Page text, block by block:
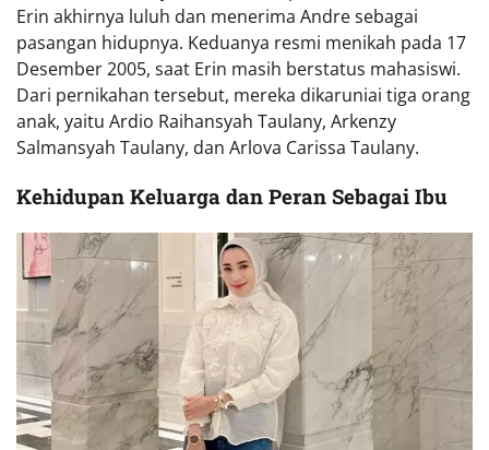
Erin akhirnya luluh dan menerima Andre sebagai
pasangan hidupnya. Keduanya resmi menikah pada 17
Desember 2005, saat Erin masih berstatus mahasiswi.
Dari pernikahan tersebut, mereka dikaruniai tiga orang
anak, yaitu Ardio Raihansyah Taulany, Arkenzy
Salmansyah Taulany, dan Arlova Carissa Taulany.
Kehidupan Keluarga dan Peran Sebagai Ibu